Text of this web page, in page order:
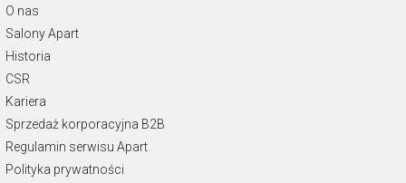
O nas
Salony Apart
Historia
CSR
Kariera
Sprzedaż korporacyjna B2B
Regulamin serwisu Apart
Polityka prywatności